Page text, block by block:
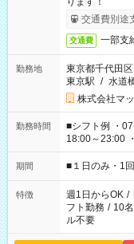
交通費別途
交通費 一部支
勤務地
東京都千代田区
東京駅 / 水道
株式会社マ
勤務時間
■シフト例 ・
18:00～23:00
etc ★最短で3時間で5,120円のお仕事から 15時間で2万円近く稼
げるお仕事も！ ご希望のお時間に合わせてご紹介！ ※シフ
ください！
期間 ■１日のみ・1
特徴 週1日からOK /
フト勤務 / 10
ル不要